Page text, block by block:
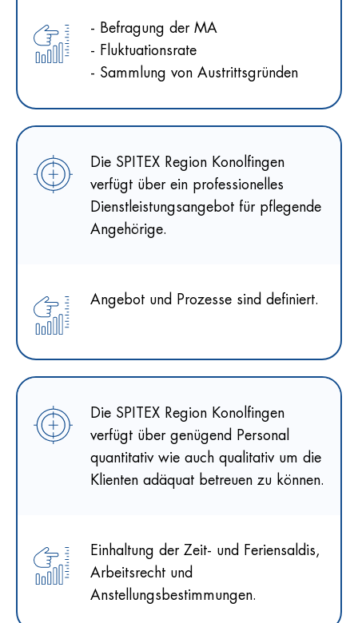
- Befragung der MA
- Fluktuationsrate
- Sammlung von Austrittsgründen
Die SPITEX Region Konolfingen
verfügt über ein professionelles
Dienstleistungsangebot für pflegende
Angehörige.
Angebot und Prozesse sind definiert.
Die SPITEX Region Konolfingen
verfügt über genügend Personal
quantitativ wie auch qualitativ um die
Klienten adäquat betreuen zu können.
Einhaltung der Zeit- und Feriensaldis,
Arbeitsrecht und
Anstellungsbestimmungen.